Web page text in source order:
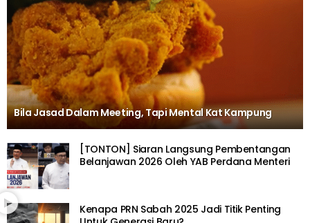
Bila Jasad Dalam Meeting, Tapi Mental Kat Kampung
[TONTON] Siaran Langsung Pembentangan
Belanjawan 2026 Oleh YAB Perdana Menteri
Kenapa PRN Sabah 2025 Jadi Titik Penting